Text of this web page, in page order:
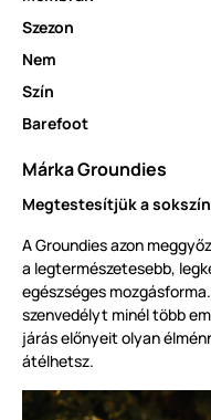
Szezon
Nem
Szín
Barefoot
Márka Groundies
Megtestesítjük a
A Groundies azon
a legtermészetesebb,
egészséges
szenvedélyt minél több
járás előnyeit olyan
átélhetsz.